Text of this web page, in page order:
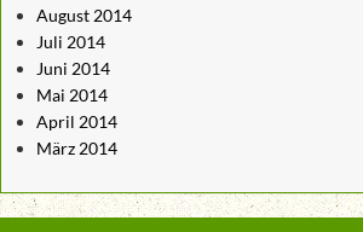
August 2014
Juli 2014
Juni 2014
Mai 2014
April 2014
März 2014